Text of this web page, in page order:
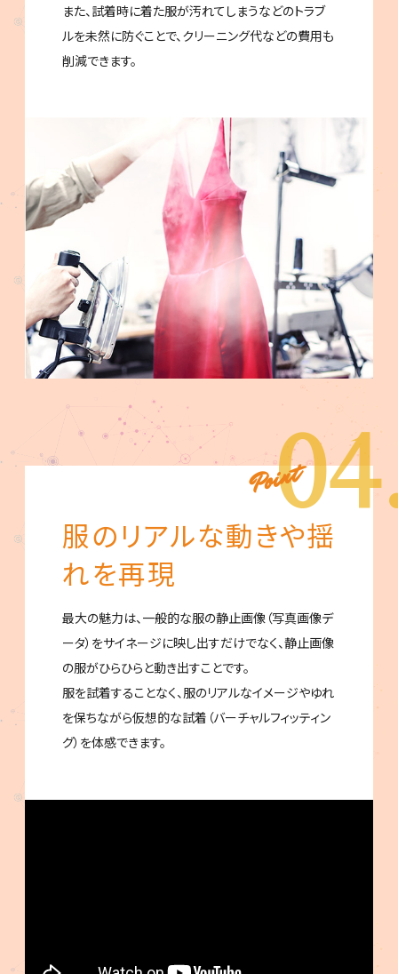
また、試着時に着た服が汚れてしまうなどのトラブ
ルを未然に防ぐことで、クリーニング代などの費用も
削減できます。
服のリアルな動きや揺
れを再現
最大の魅力は、一般的な服の静止画像（写真画像デ
ータ）をサイネージに映し出すだけでなく、静止画像
の服がひらひらと動き出すことです。
服を試着することなく、服のリアルなイメージやゆれ
を保ちながら仮想的な試着（バーチャルフィッティン
グ）を体感できます。